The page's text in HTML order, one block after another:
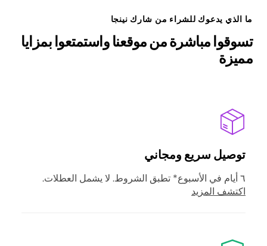
ما الذي يدعوك للشراء من شارك نينجا
تسوقوا مباشرة من موقعنا واستمتعوا بمزايا
مميزة
توصيل سريع ومجاني
٦ أيام في الأسبوع* تطبق الشروط. لا يشمل العطلات.
اكتشف المزيد